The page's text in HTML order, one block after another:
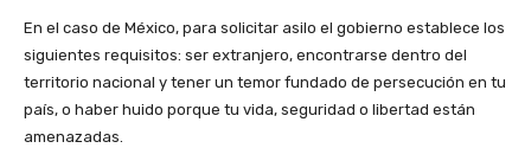
En el caso de México, para solicitar asilo el gobierno establece los
siguientes requisitos: ser extranjero, encontrarse dentro del
territorio nacional y tener un temor fundado de persecución en tu
país, o haber huido porque tu vida, seguridad o libertad están
amenazadas.